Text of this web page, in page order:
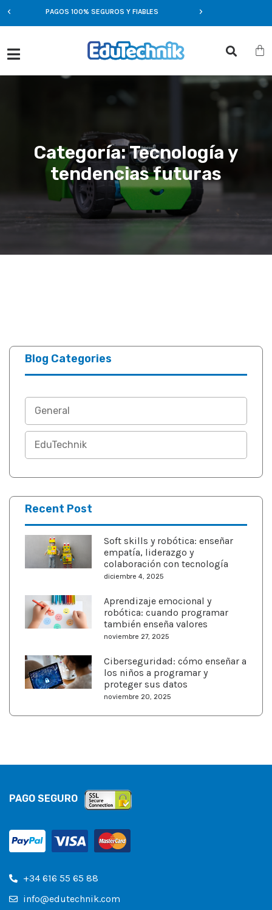
PAGOS 100% SEGUROS Y FIABLES
Categoría: Tecnología y
tendencias futuras
Blog Categories
General
EduTechnik
Recent Post
Soft skills y robótica: enseñar
empatía, liderazgo y
colaboración con tecnología
diciembre 4, 2025
Aprendizaje emocional y
robótica: cuando programar
también enseña valores
noviembre 27, 2025
Ciberseguridad: cómo enseñar a
los niños a programar y
proteger sus datos
noviembre 20, 2025
PAGO SEGURO
+34 616 55 65 88
info@edutechnik.com